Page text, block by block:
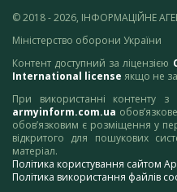
© 2018 - 2026, ІНФОРМАЦІЙНЕ
Міністерство оборони України
Контент доступний за ліцензією
International license якщо не
При використанні контенту
armyinform.com.ua
обов’язковим є розміщення у
відкритого для пошукових
матеріал.
Політика користування сайтом
Політика використання файлів